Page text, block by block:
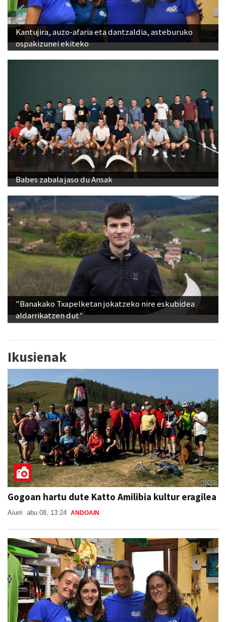
Kantujira, auzo-afaria eta dantzaldia, asteburuko
ospakizunei ekiteko
Babes zabala jaso du Ansak
"Banakako Txapelketan jokatzeko nire eskubidea
aldarrikatzen dut"
Ikusienak
Gogoan hartu dute Katto Amilibia kultur eragilea
Aiurri abu 08, 13:24 ANDOAIN